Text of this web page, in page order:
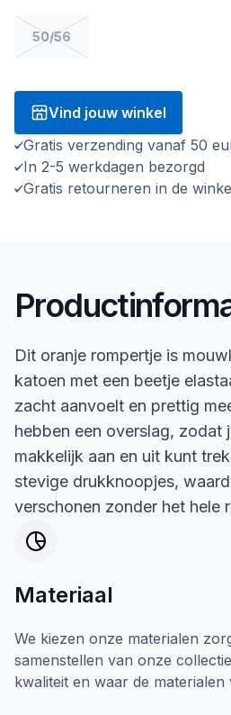
50/56
Vind jouw winkel
Gratis verzending vanaf 50
In 2-5 werkdagen bezorgd
Gratis retourneren in de
Dit oranje rompertje is
katoen met een beetje
zacht aanvoelt en prettig
hebben een overslag, zodat
makkelijk aan en uit kunt
stevige drukknoopjes,
verschonen zonder het hele
Materiaal
We kiezen onze materialen
samenstellen van onze
kwaliteit en waar de materialen